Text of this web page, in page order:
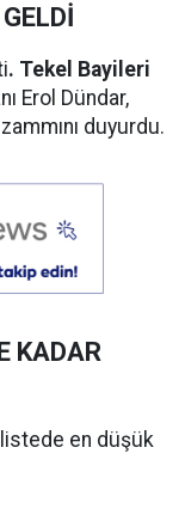
. Tekel Bayileri
Erol Dündar,
duyurdu.
KADAR
listede en düşük